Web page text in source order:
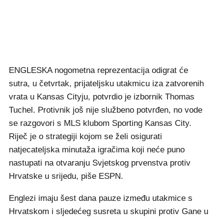
ENGLESKA nogometna reprezentacija odigrat će
sutra, u četvrtak, prijateljsku utakmicu iza zatvorenih
vrata u Kansas Cityju, potvrdio je izbornik Thomas
Tuchel. Protivnik još nije službeno potvrđen, no vode
se razgovori s MLS klubom Sporting Kansas City.
Riječ je o strategiji kojom se želi osigurati
natjecateljska minutaža igračima koji neće puno
nastupati na otvaranju Svjetskog prvenstva protiv
Hrvatske u srijedu, piše ESPN.
Englezi imaju šest dana pauze između utakmice s
Hrvatskom i sljedećeg susreta u skupini protiv Gane u